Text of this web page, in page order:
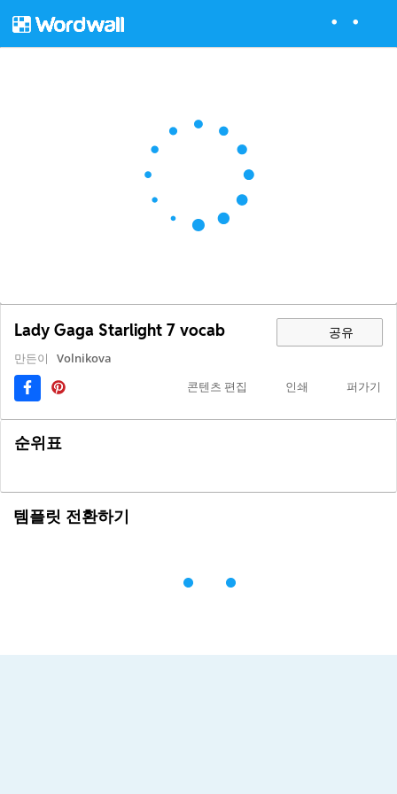
Lady Gaga Starlight 7 vocab 공유
만든이
Volnikova
콘텐츠 편집
인쇄 퍼가기
순위표
템플릿 전환하기